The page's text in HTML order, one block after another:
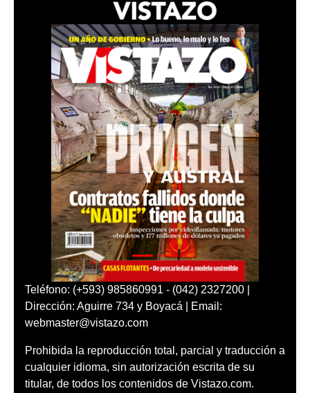
Teléfono: (+593) 985860991 - (042) 2327200 |
Dirección: Aguirre 734 y Boyacá | Email:
webmaster@vistazo.com
Prohibida la reproducción total, parcial y traducción a
cualquier idioma, sin autorización escrita de su
titular, de todos los contenidos de Vistazo.com.